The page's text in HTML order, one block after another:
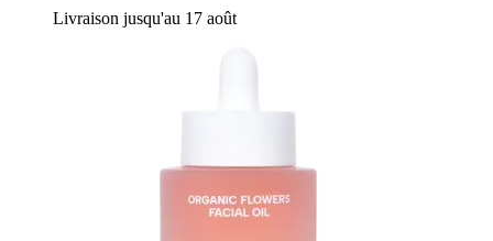
Livraison jusqu'au 17 août